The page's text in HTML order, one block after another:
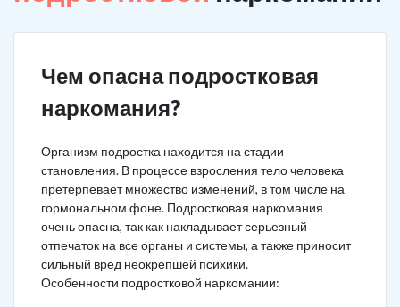
Чем опасна подростковая
наркомания?
Организм подростка находится на стадии
становления. В процессе взросления тело человека
претерпевает множество изменений, в том числе на
гормональном фоне. Подростковая наркомания
очень опасна, так как накладывает серьезный
отпечаток на все органы и системы, а также приносит
сильный вред неокрепшей психики.
Особенности подростковой наркомании: